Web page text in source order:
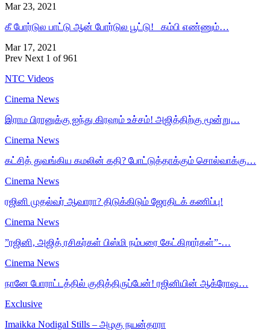
Mar 23, 2021
கீ போர்டுல பாட்டு ஆன் போர்டுல பூட்டு! கம்பி எண்ணும்…
Mar 17, 2021
Prev Next 1 of 961
NTC Videos
Cinema News
இராம பிரானுக்கு ஐந்து கிரஹம் உச்சம்! அஜித்திற்கு மூன்று…
Cinema News
கட்சித் துவங்கிய கமலின் கதி? போட்டுத்தாக்கும் சொல்வாக்கு…
Cinema News
ரஜினி முதல்வர் ஆவாரா? திடுக்கிடும் ஜோதிடக் கணிப்பு!
Cinema News
”ரஜினி, அஜித் ரசிகர்கள் பிஸ்மி நம்பரை கேட்கிறார்கள்”-…
Cinema News
நானே போராட்டத்தில் குதித்திருப்பேன்! ரஜினியின் ஆக்ரோஷ…
Exclusive
Imaikka Nodigal Stills – அழகு நயன்தாரா